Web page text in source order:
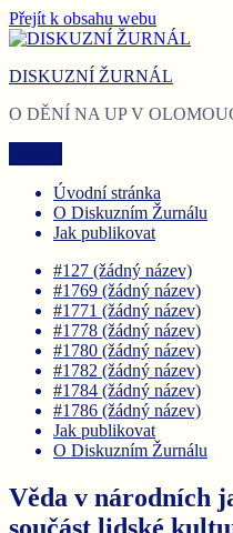
Přejít k obsahu webu
DISKUZNÍ ŽURNÁL
O DĚNÍ NA UP V
Úvodní stránka
O Diskuzním Žurnálu
Jak publikovat
#127 (žádný název)
#1769 (žádný název)
#1771 (žádný název)
#1778 (žádný název)
#1780 (žádný název)
#1782 (žádný název)
#1784 (žádný název)
#1786 (žádný název)
Jak publikovat
O Diskuzním Žurnálu
Věda v národních